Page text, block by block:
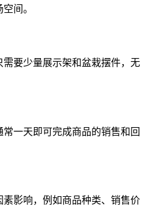
间。
要少量展示架和盆栽摆件，无
一天即可完成商品的销售和回
影响，例如商品种类、销售价